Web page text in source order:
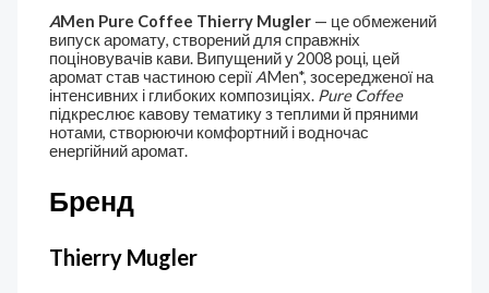
AMen Pure Coffee Thierry Mugler — це обмежений
випуск аромату, створений для справжніх
поціновувачів кави. Випущений у 2008 році, цей
аромат став частиною серії AMen*, зосередженої на
інтенсивних і глибоких композиціях. Pure Coffee
підкреслює кавову тематику з теплими й пряними
нотами, створюючи комфортний і водночас
енергійний аромат.
Бренд
Thierry Mugler